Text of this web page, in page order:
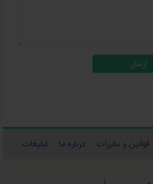
قوانین و مقررات درباره ما تبلیغات